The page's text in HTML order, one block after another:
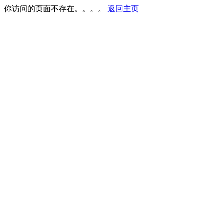
你访问的页面不存在。。。。 返回主页